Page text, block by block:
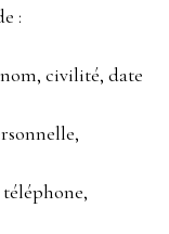
:
civilité, date